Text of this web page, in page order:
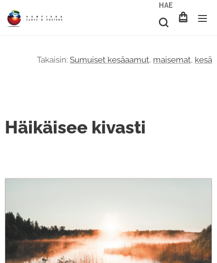
HAE
Takaisin: Sumuiset kesäaamut, maisemat, kesä
Häikäisee kivasti